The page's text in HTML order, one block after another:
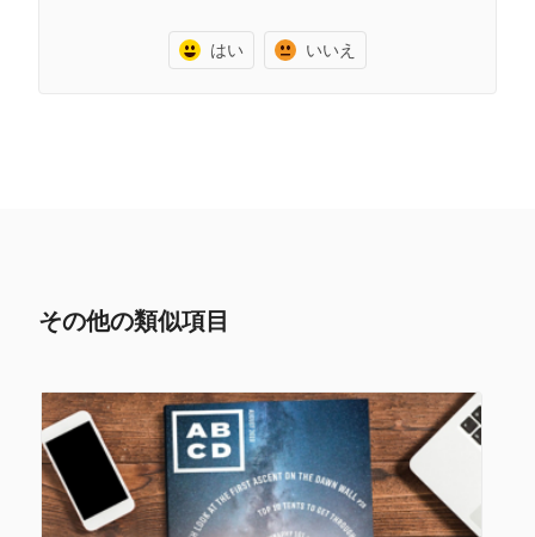
はい いいえ
その他の類似項目